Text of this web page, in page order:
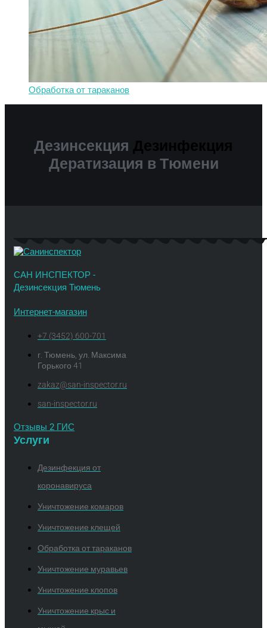
Обработка от тараканов
Дезинсекция Дезинфекция
Дератизация в Тюмени
САН ИНСПЕКТОР -
Дезинсекция Тюмень
Интернет-магазин
+7 (3452) 600-701
г. Тюмень, ул. Максима
Горького 41
zakaz@san-inspector.ru
san-inspector.ru
Отзывы 2 ГИС
Услуги
Дезинфекция от
коронавируса
Уничтожение комаров
Уничтожение клещей
Обработка от тараканов
Уничтожение муравьев
Уничтожение клопов
Уничтожение крыс и